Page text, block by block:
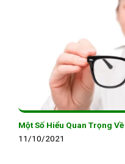
Một Số Hiểu Quan Trọng
11/10/2021